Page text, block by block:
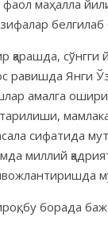
фаол маҳалла
қарашда,
равишда Янги
амалга
сифатида
миллий
бу борада